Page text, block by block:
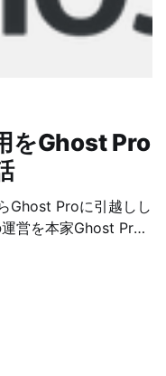
そんな型は見つから
手元ではコンパイル
エラーが表示されま
ーが出力されます。
をGhost Pro
Ghost Proに引越しし
営を本家Ghost Pro
りました。 嬉しいで